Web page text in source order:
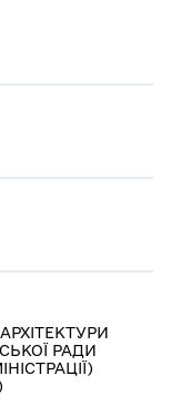
РАДИ